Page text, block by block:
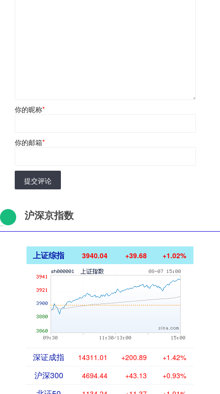
你的昵称*
你的邮箱*
提交评论
沪深京指数
上证综指 3940.04 +39.68 +1.02%
深证成指 14311.01 +200.89 +1.42%
沪深300 4694.44 +43.13 +0.93%